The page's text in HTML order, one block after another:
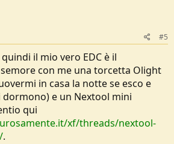
#5
il mio vero EDC è il
con me una torcetta Olight
in casa la notte se esco e
e un Nextool mini
qui
xf/threads/nextool-
.